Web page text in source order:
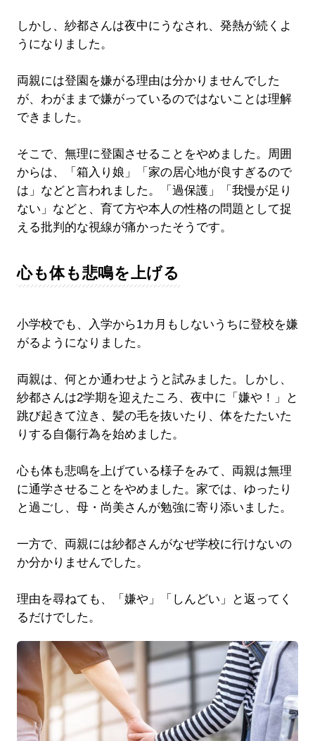
しかし、紗都さんは夜中にうなされ、発熱が続くよ
うになりました。
両親には登園を嫌がる理由は分かりませんでした
が、わがままで嫌がっているのではないことは理解
できました。
そこで、無理に登園させることをやめました。周囲
からは、「箱入り娘」「家の居心地が良すぎるので
は」などと言われました。「過保護」「我慢が足り
ない」などと、育て方や本人の性格の問題として捉
える批判的な視線が痛かったそうです。
心も体も悲鳴を上げる
小学校でも、入学から1カ月もしないうちに登校を嫌
がるようになりました。
両親は、何とか通わせようと試みました。しかし、
紗都さんは2学期を迎えたころ、夜中に「嫌や！」と
跳び起きて泣き、髪の毛を抜いたり、体をたたいた
りする自傷行為を始めました。
心も体も悲鳴を上げている様子をみて、両親は無理
に通学させることをやめました。家では、ゆったり
と過ごし、母・尚美さんが勉強に寄り添いました。
一方で、両親には紗都さんがなぜ学校に行けないの
か分かりませんでした。
理由を尋ねても、「嫌や」「しんどい」と返ってく
るだけでした。